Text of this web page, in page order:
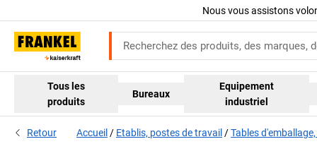
Nous vous assistons
Tous les
produits
Bureaux
Equipement
industriel
Retour Accueil Etablis, postes de travail Tables